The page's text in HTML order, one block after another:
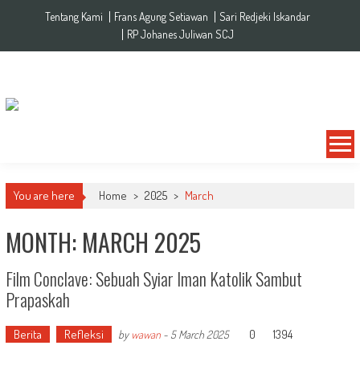
Skip to content
Tentang Kami Frans Agung Setiawan
Sari Redjeki Iskandar
RP Johanes Juliwan SCJ
You are here Home > 2025 > March
MONTH: MARCH 2025
Film Conclave: Sebuah Syiar Iman Katolik Sambut
Prapaskah
Berita Refleksi by wawan- 5 March 2025 0 1394